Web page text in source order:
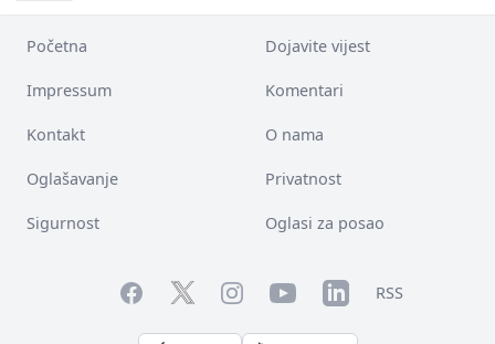
Početna Dojavite vijest
Impressum Komentari
Kontakt O nama
Oglašavanje Privatnost
Sigurnost Oglasi za posao
FacebookTwitterInstagramYouTubeLinkedInRSS